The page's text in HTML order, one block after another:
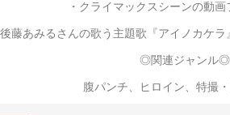
・クライマックスシーンの動画
藤あみるさんの歌う主題歌『アイノカケ
◎関連ジャンル◎
腹パンチ、ヒロイン、特撮